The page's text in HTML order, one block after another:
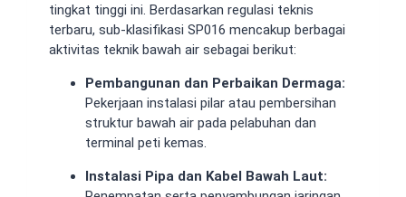
tingkat tinggi ini. Berdasarkan regulasi teknis
terbaru, sub-klasifikasi SP016 mencakup berbagai
aktivitas teknik bawah air sebagai berikut:
Pembangunan dan Perbaikan Dermaga:
Pekerjaan instalasi pilar atau pembersihan
struktur bawah air pada pelabuhan dan
terminal peti kemas.
Instalasi Pipa dan Kabel Bawah Laut: